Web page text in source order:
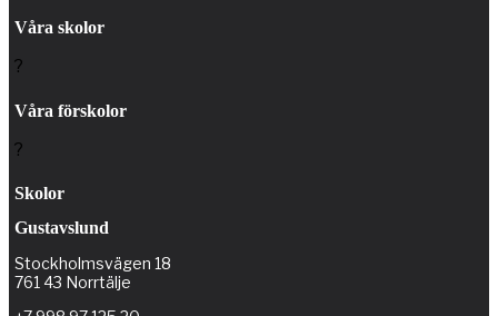
Våra skolor
?
Våra förskolor
?
Skolor
Gustavslund
Stockholmsvägen 18
761 43 Norrtälje